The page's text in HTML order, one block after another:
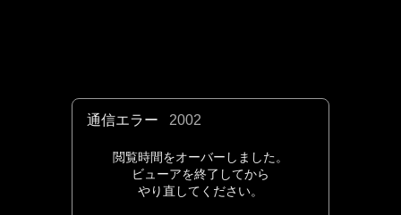
通信エラー 2002
閲覧時間をオーバーしました。
ビューアを終了してから
やり直してください。